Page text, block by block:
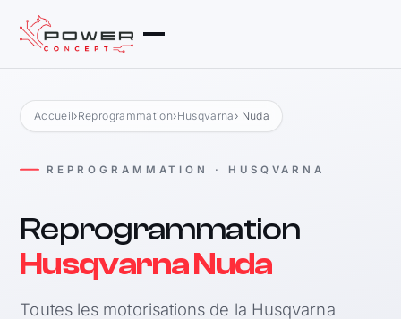
Accueil›Reprogrammation›Husqvarna › Nuda
REPROGRAMMATION · HUSQVARNA
Reprogrammation
Husqvarna Nuda
Toutes les motorisations de la Husqvarna